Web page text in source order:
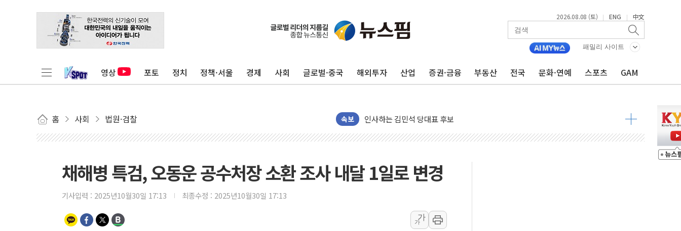
2026.08.08 (토) | ENG | 中文
패밀리 사이트
영상 포토 정치 정책·서울 경제 사회 글로벌·중국 해외투자 산업 증권·금융 부동산 전국 문화·연예 스포츠 GAM
홈 사회 법원·검찰 속보
포항시 재난예산 40억 긴급 투입…고수온 양식장 복구·지원 '총력'
울진·영덕 '호우특보'-포항 '산사태 주의보'...경북도, 호우 피해·통제구간 없어
인천 합동연설회 나선 송영길·정청래·김민석 당대표 후보
김민석, 2주차 제주·인천 경선서 정청래에 승리...47.75% vs 42.08%
[속보] 민주, 제주·인천 경선 결과 발표...김민석 47.75% 정청래 42.08%
[속보] 민주, 인천 경선 결과 발표...김민석 45.09% 정청래 43.27% 송영길 11.63%
이번주 국내 주요 금융일정(8.10~8.14)
美, 이란전 출구전략 만지작…공습 한계·탄약 부족 현실화
폐기물 수거하다 참변…60대 환경미화원 수거차에 치여 사망
서울 중랑구 주택가서 흉기 난동…60대 남성 2명 숨져
채해병 특검, 오동운 공수처장 소환 조사 내달 1일로 변경
기사입력 : 2025년10월30일 17:13 최종수정 : 2025년10월30일 17:13
가
가